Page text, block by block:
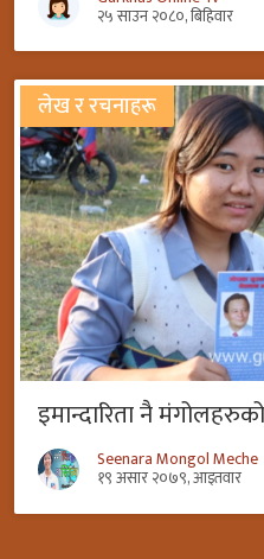
२५ साउन २०८०, बिहिवार
लेख र रचनाहरू
इमान्दारिता नै
Seenara Mongol Meche
१९ असार २०७९, आइतवार